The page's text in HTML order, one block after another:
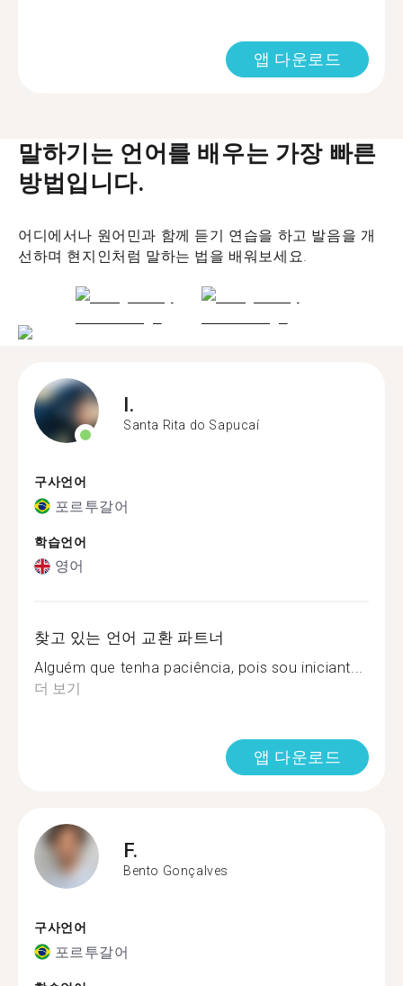
앱 다운로드
말하기는 언어를 배우는 가장 빠른
방법입니다.
어디에서나 원어민과 함께 듣기 연습을 하고 발음을 개
선하며 현지인처럼 말하는 법을 배워보세요.
I.
Santa Rita do Sapucaí
구사언어
포르투갈어
학습언어
영어
찾고 있는 언어 교환 파트너
Alguém que tenha paciência, pois sou iniciant...
더 보기
앱 다운로드
F.
Bento Gonçalves
구사언어
포르투갈어